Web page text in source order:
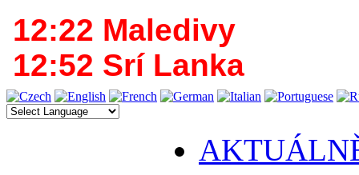
12:22 Maledivy
12:52 Srí Lanka